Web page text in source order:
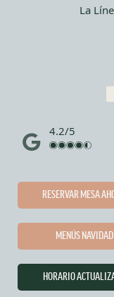
La
4.2/5
RESERVAR MESA
MENÚS NAVIDAD
HORARIO